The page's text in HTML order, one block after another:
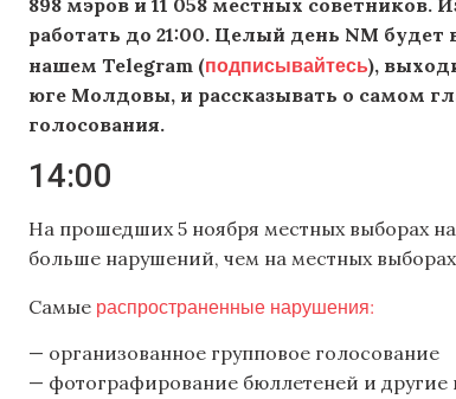
898 мэров и 11 058 местных советников.
работать до 21:00. Целый день NM
нашем Telegram (подписывайтесь),
юге Молдовы, и рассказывать о самом
голосования.
14:00
На прошедших 5 ноября местных выборах
больше нарушений, чем на местных выборах
Самые распространенные нарушения:
— организованное групповое голосование
— фотографирование бюллетеней и